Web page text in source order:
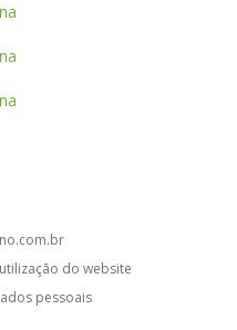
do website
pessoais